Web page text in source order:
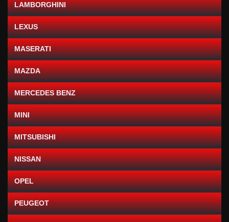
LAMBORGHINI
LEXUS
MASERATI
MAZDA
MERCEDES BENZ
MINI
MITSUBISHI
NISSAN
OPEL
PEUGEOT